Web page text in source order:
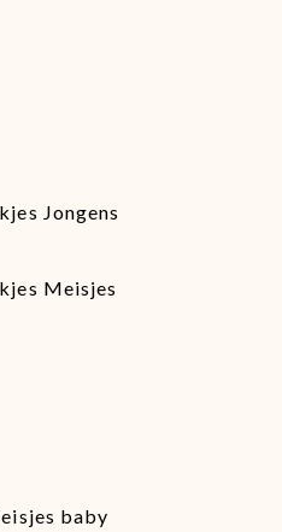
Jongens
Meisjes
baby